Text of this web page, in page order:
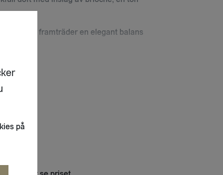
I smaken framträder en elegant balans
på